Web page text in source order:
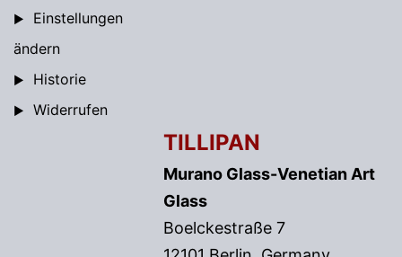
Einstellungen
ändern
Historie
Widerrufen
TILLIPAN
Murano Glass-Venetian Art
Glass
Boelckestraße 7